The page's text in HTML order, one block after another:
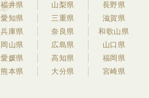
福井県 山梨県
長野県
愛知県 三重県
滋賀県
兵庫県 奈良県
和歌山県
岡山県 広島県
山口県
愛媛県 高知県
福岡県
熊本県 大分県
宮崎県